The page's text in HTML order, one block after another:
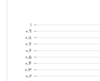
۰.۲
۰.۳
۰.۴
۰.۵
۰.۶
۰.۷
۰.۸
۰.۹
۱